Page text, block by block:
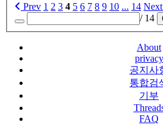
Prev 1 2 3 4 5 6 7 8 9 10 ... 14 Next
/ 14
About
privacy
공지사
통합검
기부
FAQ